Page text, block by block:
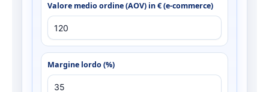
Valore medio ordine (AOV) in € (e-commerce)
Margine lordo (%)